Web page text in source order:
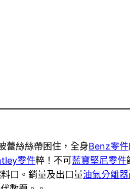
蕾絲絲帶困住，全身Benz零件
零件粹！不可藍寶堅尼零件
口。銷量及出口量油氣分離